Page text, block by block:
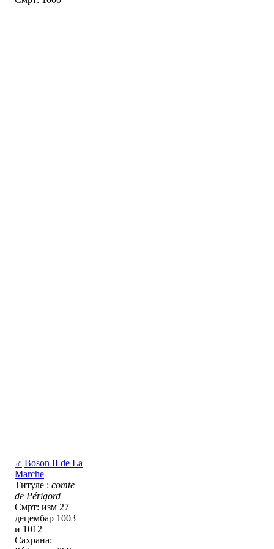
♂ Boson II de La
Marche
Титуле : comte
de Périgord
Смрт: изм 27
децембар 1003
и 1012
Сахрана: